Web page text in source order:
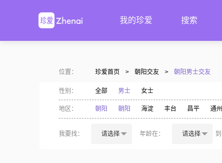
我的珍爱 搜索
位置： 珍爱首页 > 朝阳交友 > 朝阳男士交友
性别： 全部 男士 女士
地区： 朝阳 朝阳 海淀 丰台 昌平 通州
我要找： 请选择 年龄在： 请选择 到